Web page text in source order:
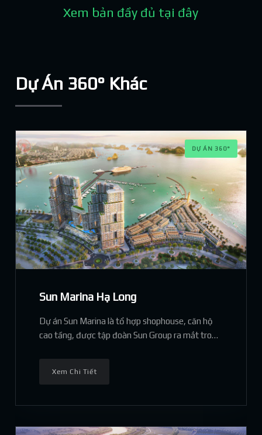
Xem bản đầy đủ tại đây
Dự Án 360° Khác
DỰ ÁN 360°
Sun Marina Hạ Long
Dự án Sun Marina là tổ hợp shophouse, căn hộ
cao tầng, được tập đoàn Sun Group ra mắt trong
Xem Chi Tiết